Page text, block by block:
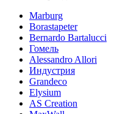
Marburg
Borastapeter
Bernardo Bartalucci
Гомель
Alessandro Allori
Индустрия
Grandeco
Elysium
AS Creation